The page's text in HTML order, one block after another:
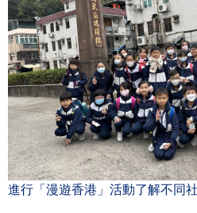
進行「漫遊香港」活動了解不同